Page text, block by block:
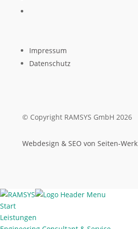
Impressum
Datenschutz
© Copyright RAMSYS GmbH 2026
Webdesign & SEO von Seiten-Werk
Start
Leistungen